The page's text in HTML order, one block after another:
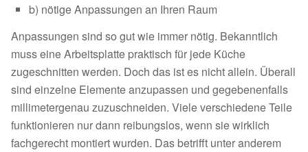
b) nötige Anpassungen an Ihren Raum
Anpassungen sind so gut wie immer nötig. Bekanntlich
muss eine Arbeitsplatte praktisch für jede Küche
zugeschnitten werden. Doch das ist es nicht allein. Überall
sind einzelne Elemente anzupassen und gegebenenfalls
millimetergenau zuzuschneiden. Viele verschiedene Teile
funktionieren nur dann reibungslos, wenn sie wirklich
fachgerecht montiert wurden. Das betrifft unter anderem